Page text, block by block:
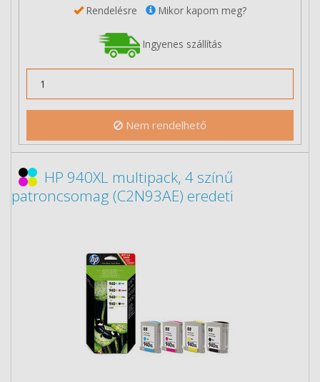
Rendelésre Mikor kapom meg?
Ingyenes szállítás
Nem rendelhető
HP 940XL multipack, 4 színű
patroncsomag (C2N93AE) eredeti